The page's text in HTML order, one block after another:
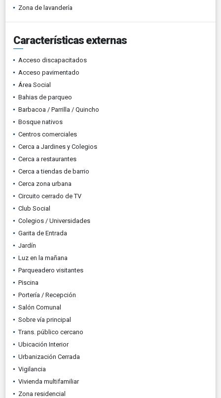
Zona de lavandería
Características externas
Acceso discapacitados
Acceso pavimentado
Área Social
Bahias de parqueo
Barbacoa / Parrilla / Quincho
Bosque nativos
Centros comerciales
Cerca a Jardines y Colegios
Cerca a restaurantes
Cerca a tiendas de barrio
Cerca zona urbana
Circuito cerrado de TV
Club Social
Colegios / Universidades
Garita de Entrada
Jardín
Luz en la mañana
Parqueadero visitantes
Piscina
Portería / Recepción
Salón Comunal
Sobre vía principal
Trans. público cercano
Ubicación Interior
Urbanización Cerrada
Vigilancia
Vivienda multifamiliar
Zona residencial